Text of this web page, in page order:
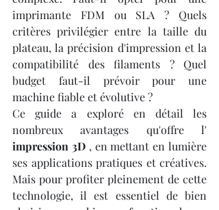
imprimante FDM ou SLA ? Quels
critères privilégier entre la taille du
plateau, la précision d'impression et la
compatibilité des filaments ? Quel
budget faut-il prévoir pour une
machine fiable et évolutive ?
Ce guide a exploré en détail les
impression 3D , en mettant en lumière
ses applications pratiques et créatives.
Mais pour profiter pleinement de cette
technologie, il est essentiel de bien